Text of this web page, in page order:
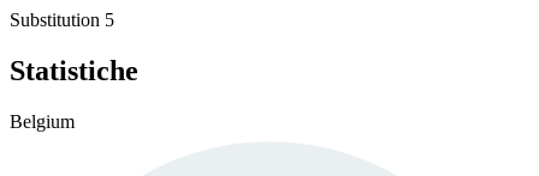
Substitution 5
Statistiche
Belgium